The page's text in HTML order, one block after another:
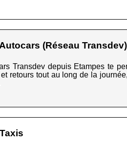
Autocars (Réseau Transdev)
Transdev depuis Etampes te
retours tout au long de la
Taxis